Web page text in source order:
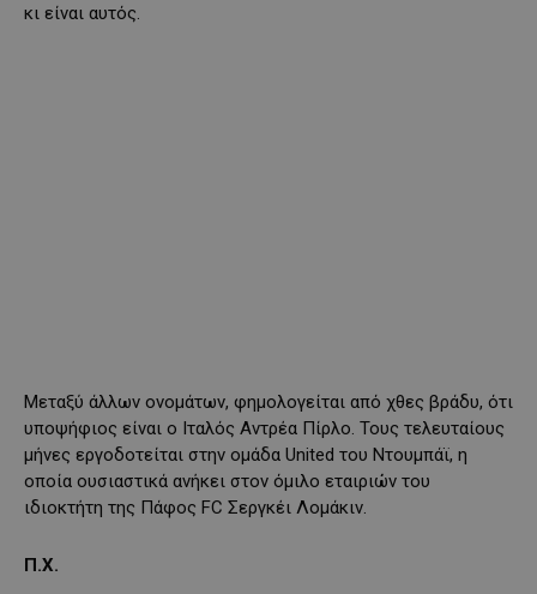
κι είναι αυτός.
Μεταξύ άλλων ονομάτων, φημολογείται από χθες βράδυ, ότι
υποψήφιος είναι ο Ιταλός Αντρέα Πίρλο. Τους τελευταίους
μήνες εργοδοτείται στην ομάδα United του Ντουμπάϊ, η
οποία ουσιαστικά ανήκει στον όμιλο εταιριών του
ιδιοκτήτη της Πάφος FC Σεργκέι Λομάκιν.
Π.Χ.